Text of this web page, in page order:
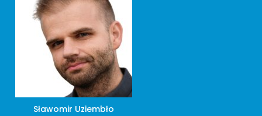
Sławomir Uziembło